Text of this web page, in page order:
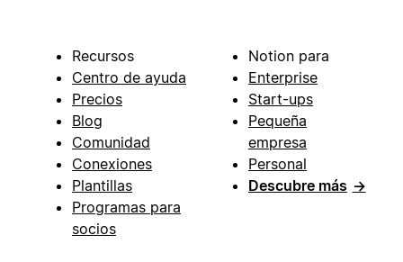
Recursos
Centro de ayuda
Precios
Blog
Comunidad
Conexiones
Plantillas
Programas para
socios
Notion para
Enterprise
Start-ups
Pequeña
empresa
Personal
Descubre más →